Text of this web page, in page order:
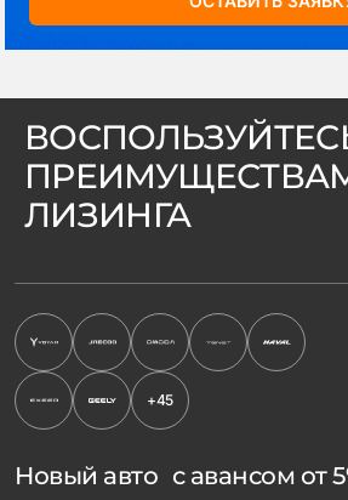
ЛИЗИНГА
+45
Новый авто с авансом от